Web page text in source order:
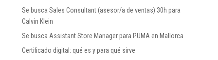
Se busca Sales Consultant (asesor/a de ventas) 30h para
Calvin Klein
Se busca Assistant Store Manager para PUMA en Mallorca
Certificado digital: qué es y para qué sirve